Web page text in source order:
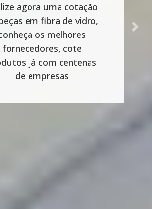
agora uma cotação
em fibra de vidro,
os melhores
fornecedores, cote
já com centenas
de empresas
Next